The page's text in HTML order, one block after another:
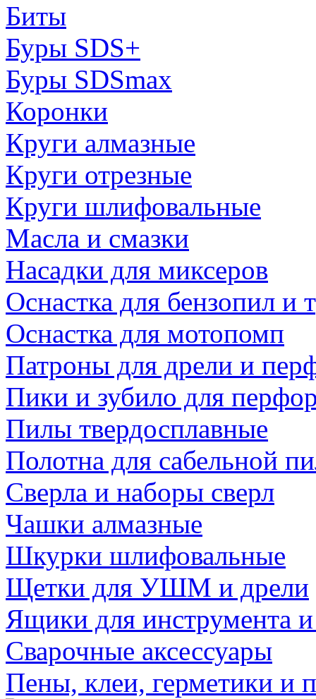
Биты
Буры SDS+
Буры SDSmax
Коронки
Круги алмазные
Круги отрезные
Круги шлифовальные
Масла и смазки
Насадки для миксеров
Оснастка для бензопил и
Оснастка для мотопомп
Патроны для дрели и
Пики и зубило для
Пилы твердосплавные
Полотна для сабельной
Сверла и наборы сверл
Чашки алмазные
Шкурки шлифовальные
Щетки для УШМ и дрели
Ящики для инструмента
Сварочные аксессуары
Пены, клеи, герметики и